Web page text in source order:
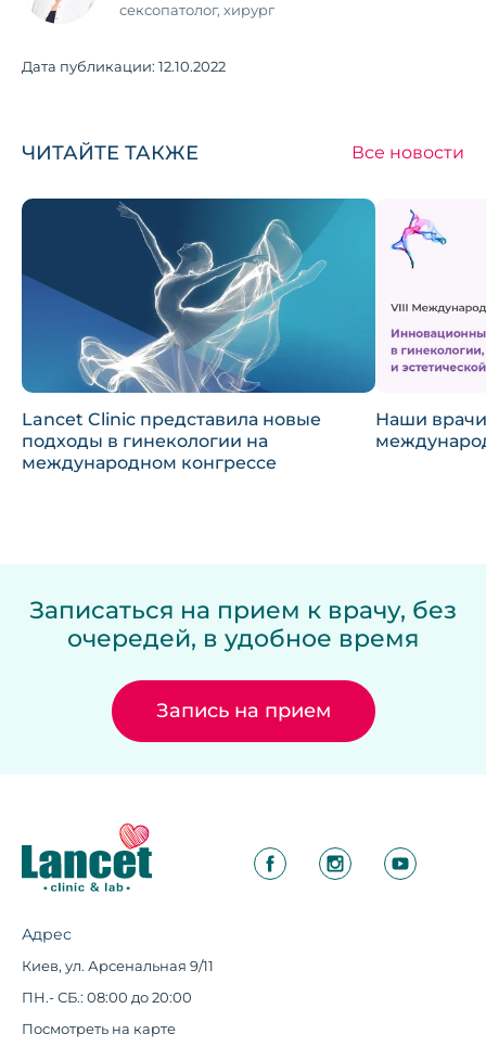
сексопатолог, хирург
Дата публикации: 12.10.2022
ЧИТАЙТЕ ТАКЖЕ Все новости
Lancet Clinic представила новые
подходы в гинекологии на
международном конгрессе
Наши
Записаться на прием к врачу, без
очередей, в удобное время
Запись на прием
Адрес
Киев, ул. Арсенальная 9/11
ПН.- СБ.: 08:00 до 20:00
Посмотреть на карте